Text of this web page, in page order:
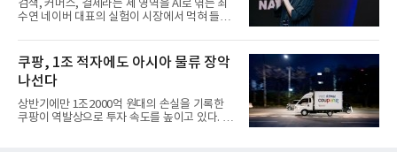
검색, 커머스, 결제라는 세 영역을 AI로 엮는 최
수연 네이버 대표의 실험이 시장에서 먹혀 들어
쿠팡, 1조 적자에도 아시아 물류 장악
나선다
상반기에만 1조2000억 원대의 손실을 기록한
쿠팡이 역발상으로 투자 속도를 높이고 있다. 이